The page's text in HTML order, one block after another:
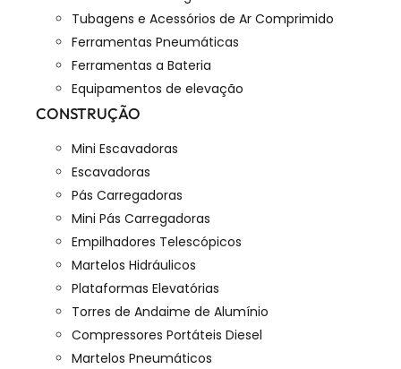
Tubagens e Acessórios de Ar Comprimido
Ferramentas Pneumáticas
Ferramentas a Bateria
Equipamentos de elevação
CONSTRUÇÃO
Mini Escavadoras
Escavadoras
Pás Carregadoras
Mini Pás Carregadoras
Empilhadores Telescópicos
Martelos Hidráulicos
Plataformas Elevatórias
Torres de Andaime de Alumínio
Compressores Portáteis Diesel
Martelos Pneumáticos